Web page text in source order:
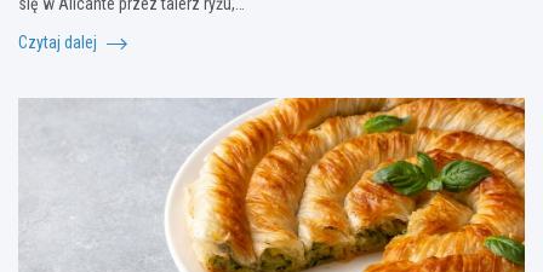
Czytaj dalej